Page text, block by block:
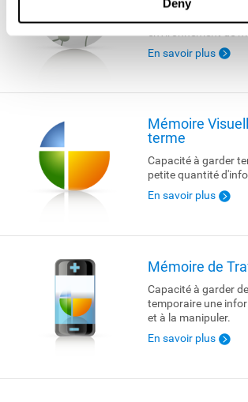
Deny
Capacité à
En savoir plus
Mémoire
terme
Capacité à garder
petite quantité
En savoir plus
Mémoire de
Capacité à garder
temporaire une
et à la manipuler.
En savoir plus